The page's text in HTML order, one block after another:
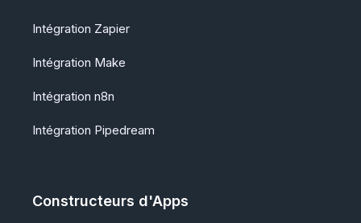
Intégration Zapier
Intégration Make
Intégration n8n
Intégration Pipedream
Constructeurs d'Apps